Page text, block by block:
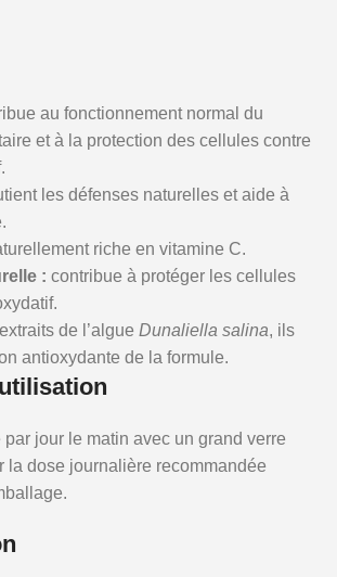
au fonctionnement normal du
et à la protection des cellules contre
les défenses naturelles et aide à
riche en vitamine C.
: contribue à protéger les cellules
extraits de l’algue Dunaliella salina, ils
antioxydante de la formule.
par jour le matin avec un grand verre
la dose journalière recommandée